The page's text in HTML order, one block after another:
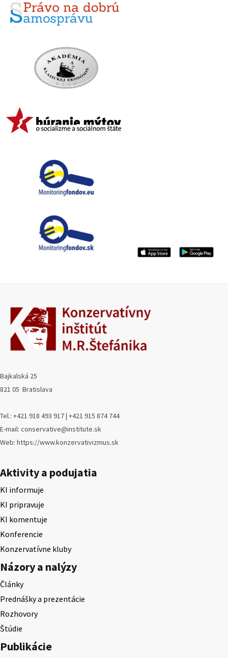
Bajkalská 25
821 05 Bratislava
Tel.: +421 918 493 917 | +421 915 874 744
E-mail: conservative@institute.sk
Web: https://www.konzervativizmus.sk
Aktivity a podujatia
KI informuje
KI pripravuje
KI komentuje
Konferencie
Konzervatívne kluby
Názory a nalýzy
Články
Prednášky a prezentácie
Rozhovory
Štúdie
Publikácie